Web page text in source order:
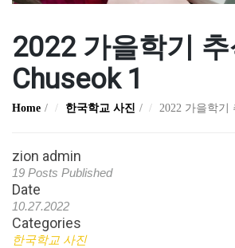
2022 가을학기 추
Chuseok 1
Home 한국학교 사진 2022 가을학기
zion admin
19 Posts Published
Date
10.27.2022
Categories
한국학교 사진